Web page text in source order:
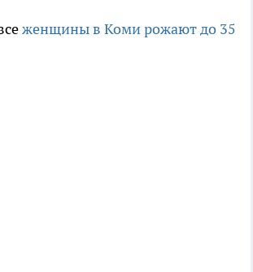
женщины в Коми рожают до 35